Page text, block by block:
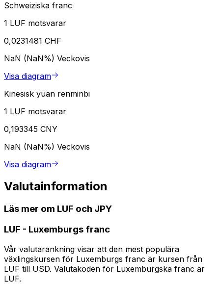
Schweiziska franc
1 LUF motsvarar
0,0231481 CHF
NaN (NaN%) Veckovis
Visa diagram
Kinesisk yuan renminbi
1 LUF motsvarar
0,193345 CNY
NaN (NaN%) Veckovis
Visa diagram
Valutainformation
Läs mer om LUF och JPY
LUF - Luxemburgs franc
Vår valutarankning visar att den mest populära
växlingskursen för Luxemburgs franc är kursen från
LUF till USD. Valutakoden för Luxemburgska franc är
LUF.